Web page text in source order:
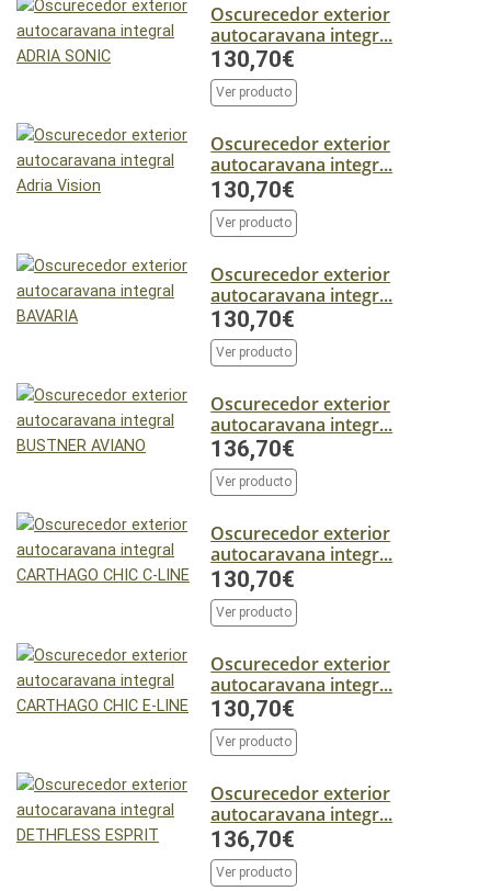
Oscurecedor exterior
autocaravana integr...
130,70€
Ver producto
Oscurecedor exterior
autocaravana integr...
130,70€
Ver producto
Oscurecedor exterior
autocaravana integr...
130,70€
Ver producto
Oscurecedor exterior
autocaravana integr...
136,70€
Ver producto
Oscurecedor exterior
autocaravana integr...
130,70€
Ver producto
Oscurecedor exterior
autocaravana integr...
130,70€
Ver producto
Oscurecedor exterior
autocaravana integr...
136,70€
Ver producto